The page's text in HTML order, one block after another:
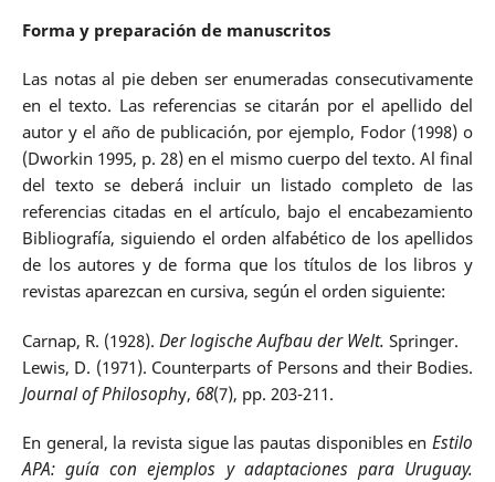
Forma y preparación de manuscritos
Las notas al pie deben ser enumeradas consecutivamente
en el texto. Las referencias se citarán por el apellido del
autor y el año de publicación, por ejemplo, Fodor (1998) o
(Dworkin 1995, p. 28) en el mismo cuerpo del texto. Al final
del texto se deberá incluir un listado completo de las
referencias citadas en el artículo, bajo el encabezamiento
Bibliografía, siguiendo el orden alfabético de los apellidos
de los autores y de forma que los títulos de los libros y
revistas aparezcan en cursiva, según el orden siguiente:
Carnap, R. (1928). Der logische Aufbau der Welt. Springer.
Lewis, D. (1971). Counterparts of Persons and their Bodies.
Journal of Philosophy, 68(7), pp. 203-211.
En general, la revista sigue las pautas disponibles enEstilo
APA: guía con ejemplos y adaptaciones para Uruguay.